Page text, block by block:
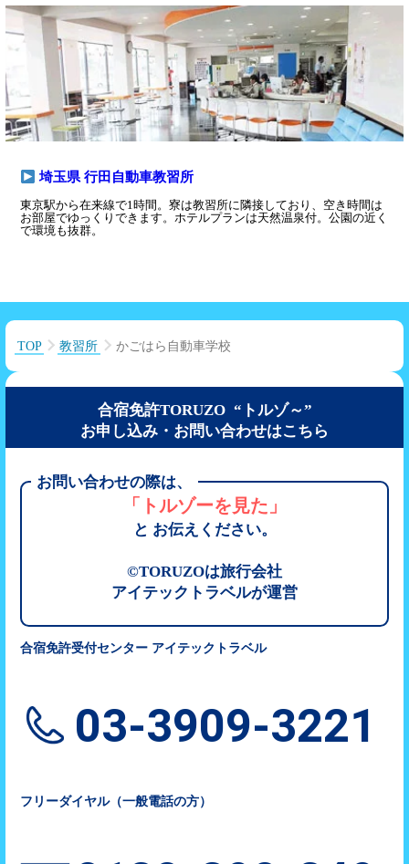
埼玉県 行田自動車教習所
東京駅から在来線で1時間。寮は教習所に隣接しており、空き時間は
お部屋でゆっくりできます。ホテルプランは天然温泉付。公園の近く
で環境も抜群。
TOP 教習所 かごはら自動車学校
合宿免許TORUZO “トルゾ～”
お申し込み・お問い合わせはこちら
お問い合わせの際は、
「トルゾーを見た」
と お伝えください。
©TORUZOは旅行会社
アイテックトラベルが運営
合宿免許受付センター アイテックトラベル
03-3909-3221
フリーダイヤル（一般電話の方）